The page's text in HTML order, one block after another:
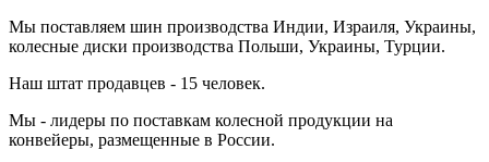
Мы поставляем шин производства Индии, Израиля, Украины,
колесные диски производства Польши, Украины, Турции.
Наш штат продавцев - 15 человек.
Мы - лидеры по поставкам колесной продукции на
конвейеры, размещенные в России.